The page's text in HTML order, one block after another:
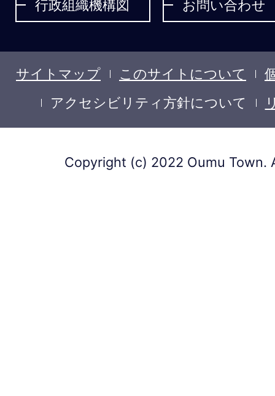
行政組織機構図 お問い合わせ
サイトマップ このサイトについて
アクセシビリティ方針について
Copyright (c) 2022 Oumu Town.